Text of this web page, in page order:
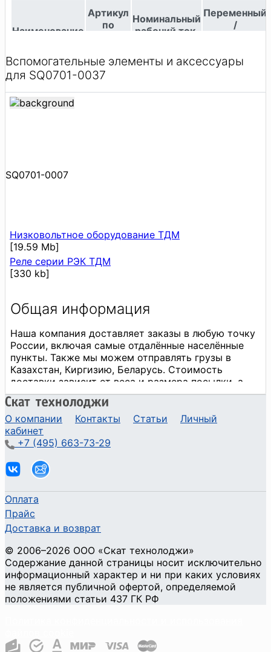
Вспомогательные элементы и аксессуары
для SQ0701-0037
SQ0701-0007
Низковольтное оборудование ТДМ
[19.59 Mb]
Реле серии РЭК ТДМ
[330 kb]
О компании Контакты Статьи
Личный
кабинет
+7 (495) 663-73-29
Оплата
Прайс
Доставка и возврат
© 2006–2026 ООО «Скат технолоджи»
Содержание данной страницы носит исключительно
информационный характер и ни при каких условиях
не является публичной офертой, определяемой
положениями статьи 437 ГК РФ